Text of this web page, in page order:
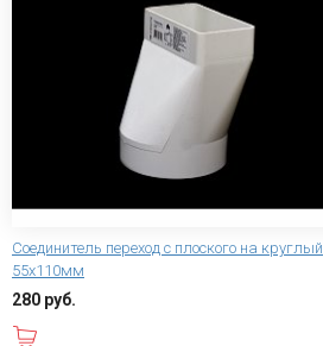
Соединитель переход с плоского на круглый
55х110мм
280 руб.